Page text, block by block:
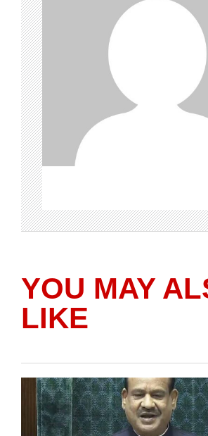
YOU MAY
LIKE